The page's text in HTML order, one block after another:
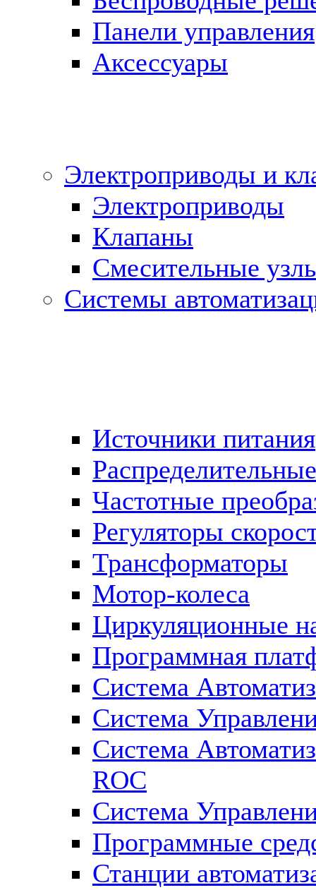
Панели управления
Аксессуары
Электроприводы и
Электроприводы
Клапаны
Cмесительные
Системы
Источники питания
Частотные
Регуляторы
Трансформаторы
Мотор-колеса
Циркуляционные
Программная
Система
Система
Система
ROC
Система
Программные
Станции